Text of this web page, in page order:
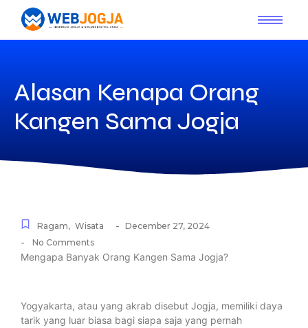
Alasan Kenapa Orang
Kangen Sama Jogja
Ragam, Wisata - December 27, 2024
- No Comments
Mengapa Banyak Orang Kangen Sama Jogja?
Yogyakarta, atau yang akrab disebut Jogja, memiliki daya
tarik yang luar biasa bagi siapa saja yang pernah